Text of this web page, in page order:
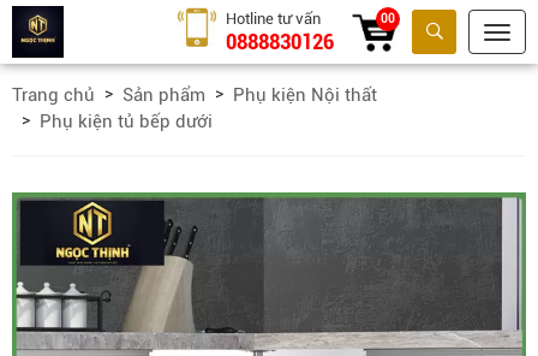
Tìm kiếm
Hotline tư vấn
0888830126
00
Trang chủ Sản phẩm
Phụ kiện Nội thất
Phụ kiện tủ bếp dưới